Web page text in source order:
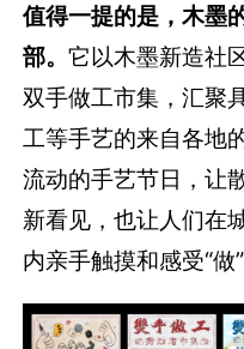
值得一提的是，木墨
部。它以木墨新造社
双手做工市集，汇聚
工等手艺的来自各地
流动的手艺节日，让
新看见，也让人们在
内亲手触摸和感受“做”